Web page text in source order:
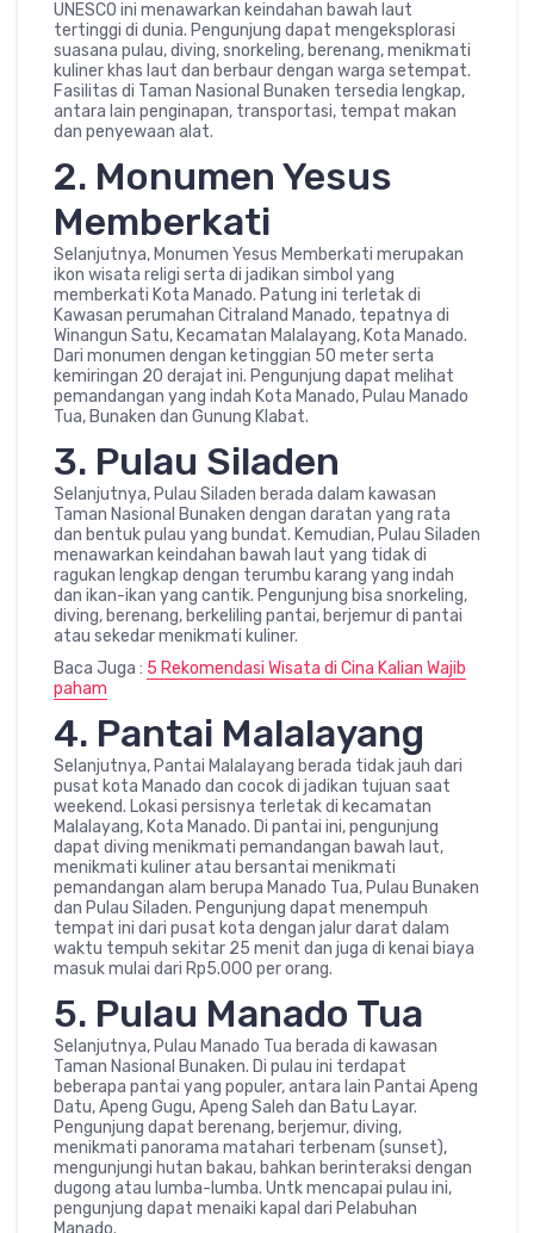
UNESCO ini menawarkan keindahan bawah laut
tertinggi di dunia. Pengunjung dapat mengeksplorasi
suasana pulau, diving, snorkeling, berenang, menikmati
kuliner khas laut dan berbaur dengan warga setempat.
Fasilitas di Taman Nasional Bunaken tersedia lengkap,
antara lain penginapan, transportasi, tempat makan
dan penyewaan alat.
2. Monumen Yesus
Memberkati
Selanjutnya, Monumen Yesus Memberkati merupakan
ikon wisata religi serta di jadikan simbol yang
memberkati Kota Manado. Patung ini terletak di
Kawasan perumahan Citraland Manado, tepatnya di
Winangun Satu, Kecamatan Malalayang, Kota Manado.
Dari monumen dengan ketinggian 50 meter serta
kemiringan 20 derajat ini. Pengunjung dapat melihat
pemandangan yang indah Kota Manado, Pulau Manado
Tua, Bunaken dan Gunung Klabat.
3. Pulau Siladen
Selanjutnya, Pulau Siladen berada dalam kawasan
Taman Nasional Bunaken dengan daratan yang rata
dan bentuk pulau yang bundat. Kemudian, Pulau Siladen
menawarkan keindahan bawah laut yang tidak di
ragukan lengkap dengan terumbu karang yang indah
dan ikan-ikan yang cantik. Pengunjung bisa snorkeling,
diving, berenang, berkeliling pantai, berjemur di pantai
atau sekedar menikmati kuliner.
Baca Juga : 5 Rekomendasi Wisata di Cina Kalian Wajib
paham
4. Pantai Malalayang
Selanjutnya, Pantai Malalayang berada tidak jauh dari
pusat kota Manado dan cocok di jadikan tujuan saat
weekend. Lokasi persisnya terletak di kecamatan
Malalayang, Kota Manado. Di pantai ini, pengunjung
dapat diving menikmati pemandangan bawah laut,
menikmati kuliner atau bersantai menikmati
pemandangan alam berupa Manado Tua, Pulau Bunaken
dan Pulau Siladen. Pengunjung dapat menempuh
tempat ini dari pusat kota dengan jalur darat dalam
waktu tempuh sekitar 25 menit dan juga di kenai biaya
masuk mulai dari Rp5.000 per orang.
5. Pulau Manado Tua
Selanjutnya, Pulau Manado Tua berada di kawasan
Taman Nasional Bunaken. Di pulau ini terdapat
beberapa pantai yang populer, antara lain Pantai Apeng
Datu, Apeng Gugu, Apeng Saleh dan Batu Layar.
Pengunjung dapat berenang, berjemur, diving,
menikmati panorama matahari terbenam (sunset),
mengunjungi hutan bakau, bahkan berinteraksi dengan
dugong atau lumba-lumba. Untk mencapai pulau ini,
pengunjung dapat menaiki kapal dari Pelabuhan
Manado.